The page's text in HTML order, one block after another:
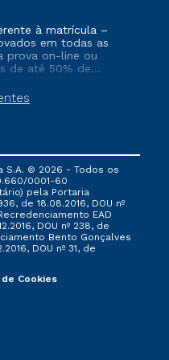
à matrícula –
em todas as
prova on-line ou
de até 50% de
e/ou não tenham
em uma das
governamentais, e
outra campanha
S.A. © 2026 - Todos os
0001-60
pela Portaria
de 18.08.2016, DOU nº
EAD
DOU nº 238, de
Bento Gonçalves
DOU nº 31, de
Cookies